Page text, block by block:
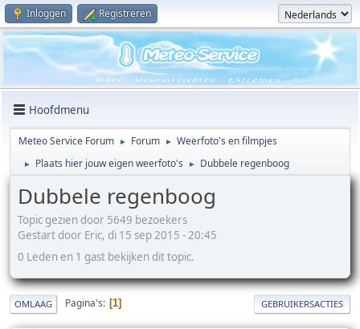
Inloggen Registreren
Hoofdmenu
Meteo Service Forum ► Forum ► Weerfoto's en filmpjes
► Plaats hier jouw eigen weerfoto's ► Dubbele regenboog
Dubbele regenboog
Topic gezien door 5649 bezoekers
Gestart door Eric, di 15 sep 2015 - 20:45
0 Leden en 1 gast bekijken dit topic.
OMLAAG Pagina's 1 GEBRUIKERSACTIES